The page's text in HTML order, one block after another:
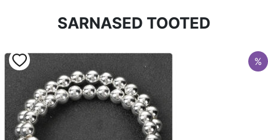
Erinevad p/v-kivid
SARNASED TOOTED
%